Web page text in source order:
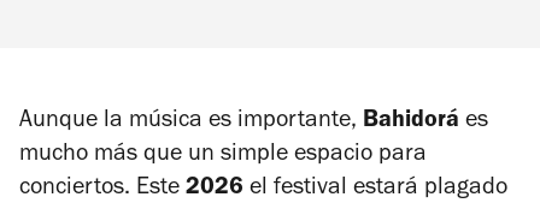
Aunque la música es importante, Bahidorá es
mucho más que un simple espacio para
conciertos. Este 2026 el festival estará plagado